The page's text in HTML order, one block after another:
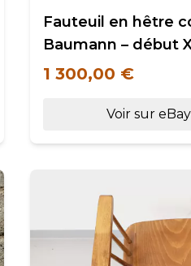
Fauteuil en hêtre
Baumann – début
1 300,00 €
Voir sur